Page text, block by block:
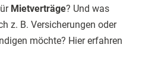
Mietverträge? Und was
z. B. Versicherungen oder
möchte? Hier erfahren